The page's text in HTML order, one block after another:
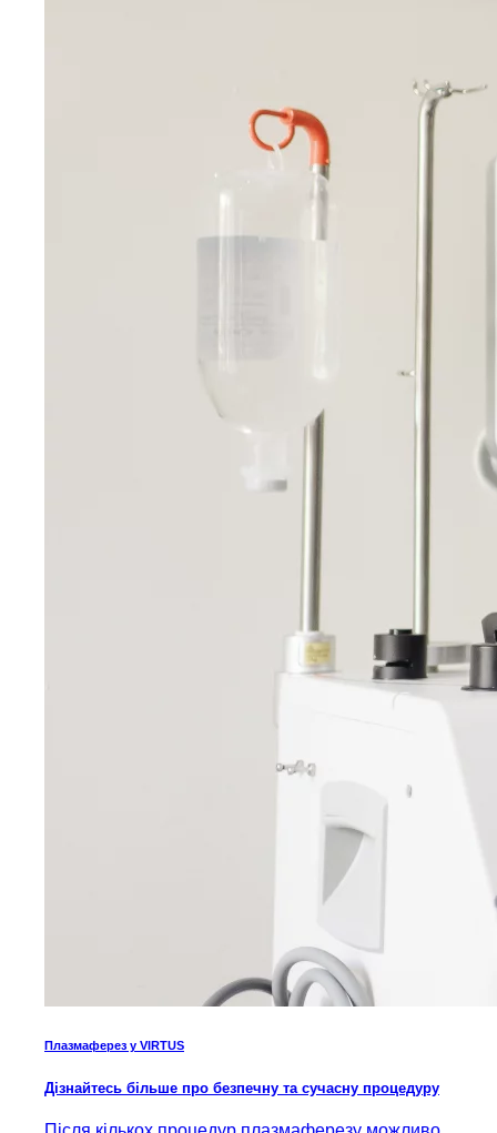
Плазмаферез у VIRTUS
Дізнайтесь більше про безпечну та сучасну процедуру